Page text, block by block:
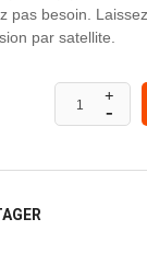
pas besoin.
par satellite.